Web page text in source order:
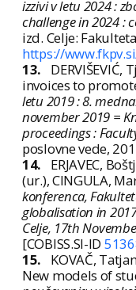
izzivi v letu 2024 :
challenge in 2024 :
izd. Celje:
https://
13.
invoices to
letu 2019 : 8.
november 2019 =
proceedings :
poslovne vede,
14.
ERJAVEC,
(ur.), CINGULA,
konferenca,
globalisation in
Celje, 17th
[COBISS.SI-ID
15.
KOVAČ,
New models of